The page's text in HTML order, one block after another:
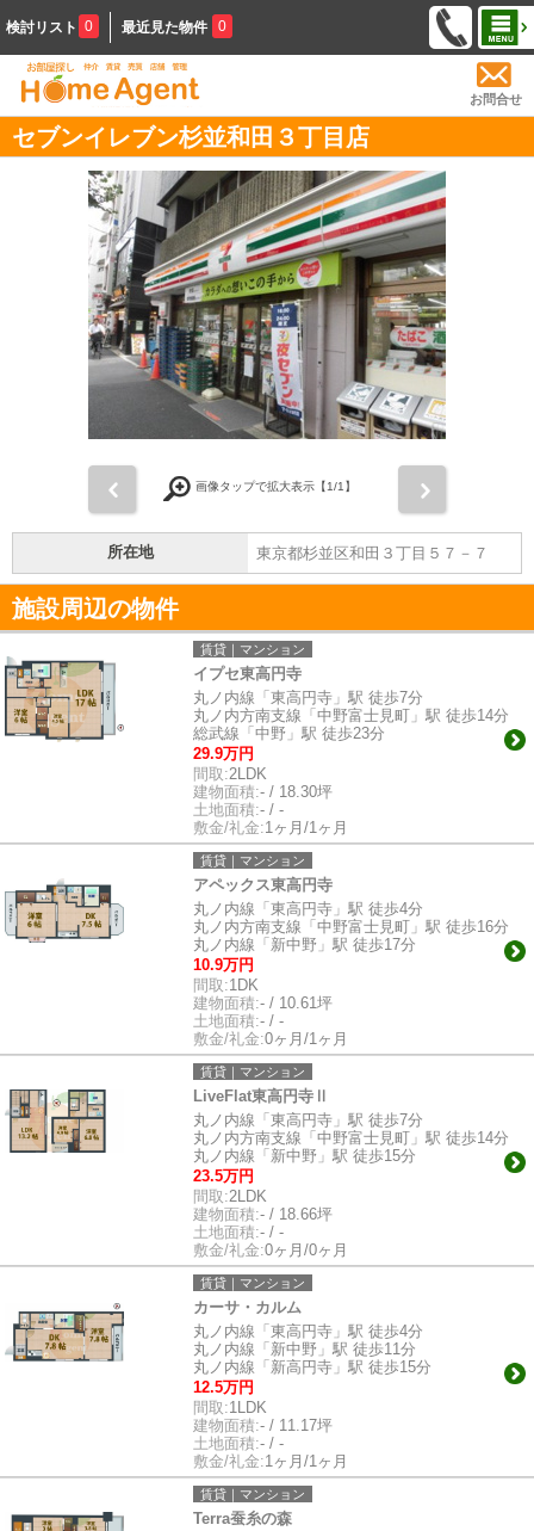
検討リスト 0 最近見た物件 0
お問合せ
セブンイレブン杉並和田３丁目店
画像タップで拡大表示【1/1】
所在地 東京都杉並区和田３丁目５７－７
施設周辺の物件
賃貸｜マンション
イプセ東高円寺
丸ノ内線「東高円寺」駅 徒歩7分
丸ノ内方南支線「中野富士見町」駅 徒歩14分
総武線「中野」駅 徒歩23分
29.9万円
間取:2LDK
建物面積:- / 18.30坪
土地面積:- / -
敷金/礼金:1ヶ月/1ヶ月
賃貸｜マンション
アペックス東高円寺
丸ノ内線「東高円寺」駅 徒歩4分
丸ノ内方南支線「中野富士見町」駅 徒歩16分
丸ノ内線「新中野」駅 徒歩17分
10.9万円
間取:1DK
建物面積:- / 10.61坪
土地面積:- / -
敷金/礼金:0ヶ月/1ヶ月
賃貸｜マンション
LiveFlat東高円寺Ⅱ
丸ノ内線「東高円寺」駅 徒歩7分
丸ノ内方南支線「中野富士見町」駅 徒歩14分
丸ノ内線「新中野」駅 徒歩15分
23.5万円
間取:2LDK
建物面積:- / 18.66坪
土地面積:- / -
敷金/礼金:0ヶ月/0ヶ月
賃貸｜マンション
カーサ・カルム
丸ノ内線「東高円寺」駅 徒歩4分
丸ノ内線「新中野」駅 徒歩11分
丸ノ内線「新高円寺」駅 徒歩15分
12.5万円
間取:1LDK
建物面積:- / 11.17坪
土地面積:- / -
敷金/礼金:1ヶ月/1ヶ月
賃貸｜マンション
Terra蚕糸の森